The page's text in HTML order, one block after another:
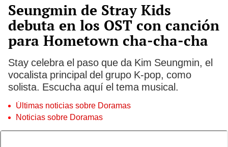
Seungmin de Stray Kids
debuta en los OST con canción
para Hometown cha-cha-cha
Stay celebra el paso que da Kim Seungmin, el
vocalista principal del grupo K-pop, como
solista. Escucha aquí el tema musical.
Últimas noticias sobre Doramas
Noticias sobre Doramas